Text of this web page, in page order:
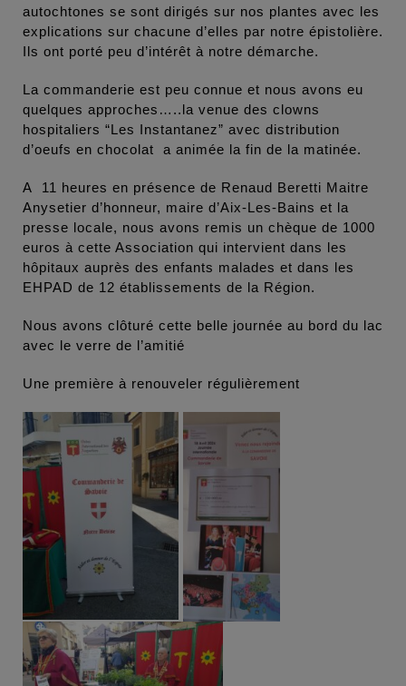
autochtones se sont dirigés sur nos plantes avec les
explications sur chacune d’elles par notre épistolière.
Ils ont porté peu d’intérêt à notre démarche.
La commanderie est peu connue et nous avons eu
quelques approches…..la venue des clowns
hospitaliers “Les Instantanez” avec distribution
d’oeufs en chocolat a animée la fin de la matinée.
A 11 heures en présence de Renaud Beretti Maitre
Anysetier d’honneur, maire d’Aix-Les-Bains et la
presse locale, nous avons remis un chèque de 1000
euros à cette Association qui intervient dans les
hôpitaux auprès des enfants malades et dans les
EHPAD de 12 établissements de la Région.
Nous avons clôturé cette belle journée au bord du lac
avec le verre de l’amitié
Une première à renouveler régulièrement